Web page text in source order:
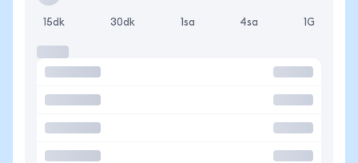
15dk 30dk 1sa 4sa 1G